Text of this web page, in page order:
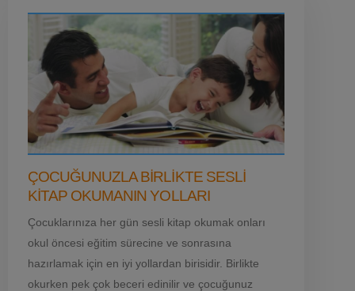
ÇOCUĞUNUZLA BIRLIKTE SESLI
KITAP OKUMANIN YOLLARI
Çocuklarınıza her gün sesli kitap okumak onları
okul öncesi eğitim sürecine ve sonrasına
hazırlamak için en iyi yollardan birisidir. Birlikte
okurken pek çok beceri edinilir ve çocuğunuz